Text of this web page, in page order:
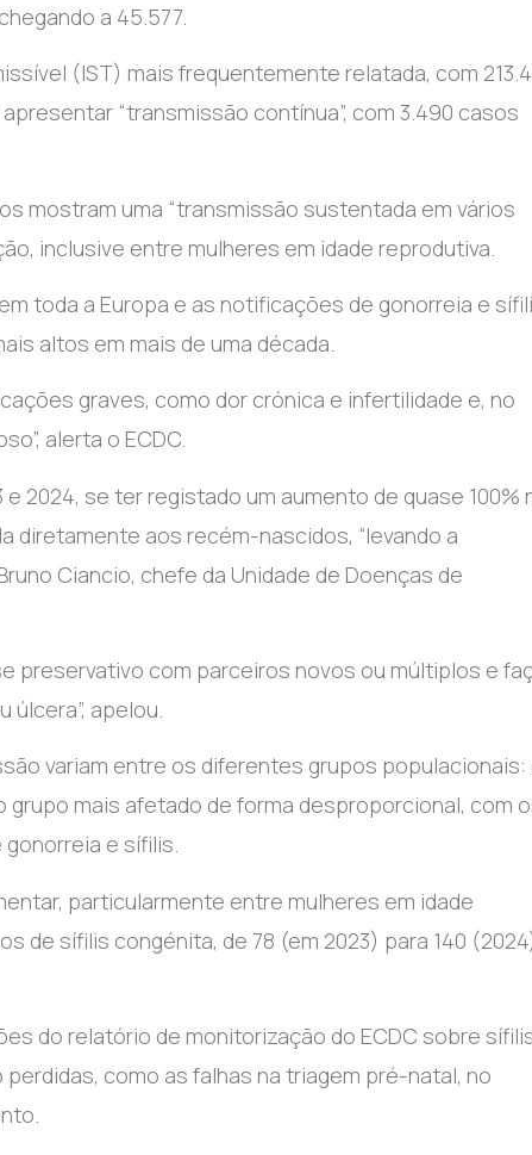
a 45.577.
(IST) mais frequentemente relatada, com
“transmissão contínua”, com 3.490 casos
mostram uma “transmissão sustentada em vários
inclusive entre mulheres em idade reprodutiva.
toda a Europa e as notificações de gonorreia e
altos em mais de uma década.
graves, como dor crónica e infertilidade e, no
alerta o ECDC.
2024, se ter registado um aumento de quase 100%
diretamente aos recém-nascidos, “levando a
Ciancio, chefe da Unidade de Doenças de
preservativo com parceiros novos ou múltiplos e
apelou.
variam entre os diferentes grupos populacionais:
mais afetado de forma desproporcional, com
e sífilis.
particularmente entre mulheres em idade
de sífilis congénita, de 78 (em 2023) para 140
do relatório de monitorização do ECDC sobre
como as falhas na triagem pré-natal, no